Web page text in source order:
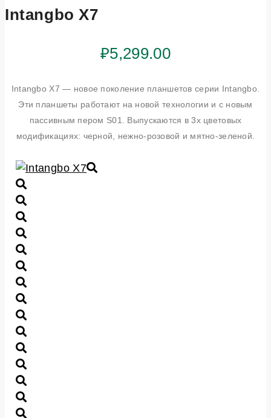
Intangbo X7
₽5,299.00
Intangbo X7 — новое поколение планшетов серии Intangbo.
Эти планшеты работают на новой технологии и с новым
пассивным пером S01. Выпускаются в 3х цветовых
модификациях: черной, нежно-розовой и мятно-зеленой.